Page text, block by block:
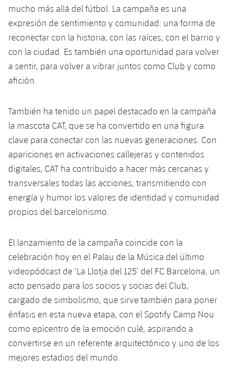
mucho más allá del fútbol. La campaña es una
expresión de sentimiento y comunidad: una forma de
reconectar con la historia, con las raíces, con el barrio y
con la ciudad. Es también una oportunidad para volver
a sentir, para volver a vibrar juntos como Club y como
afición.
También ha tenido un papel destacado en la campaña
la mascota CAT, que se ha convertido en una figura
clave para conectar con las nuevas generaciones. Con
apariciones en activaciones callejeras y contenidos
digitales, CAT ha contribuido a hacer más cercanas y
transversales todas las acciones, transmitiendo con
energía y humor los valores de identidad y comunidad
propios del barcelonismo.
El lanzamiento de la campaña coincide con la
celebración hoy en el Palau de la Música del último
videopódcast de ‘La Llotja del 125’ del FC Barcelona, un
acto pensado para los socios y socias del Club,
cargado de simbolismo, que sirve también para poner
énfasis en esta nueva etapa, con el Spotify Camp Nou
como epicentro de la emoción culé, aspirando a
convertirse en un referente arquitectónico y uno de los
mejores estadios del mundo.